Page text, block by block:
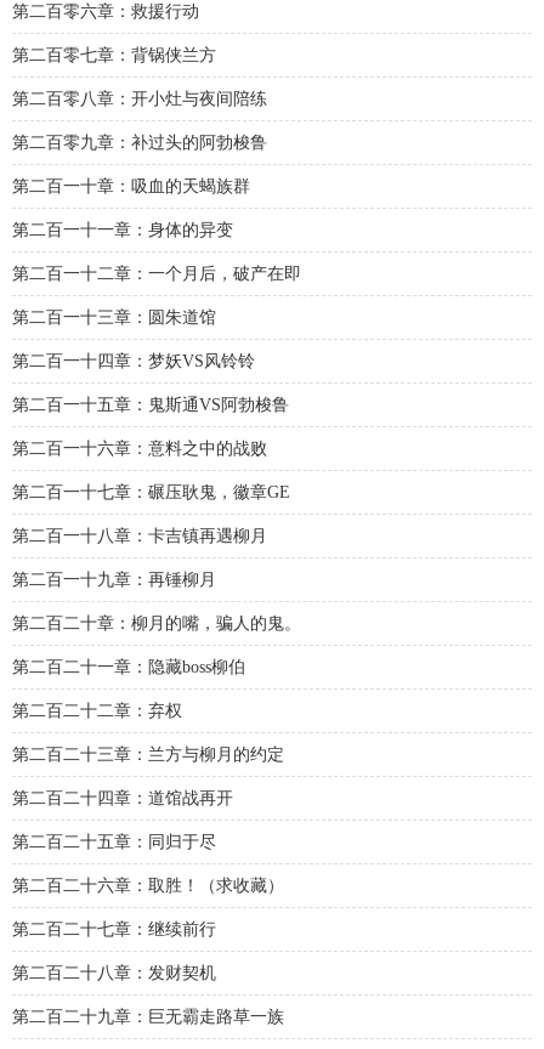
第二百零六章：救援行动
第二百零七章：背锅侠兰方
第二百零八章：开小灶与夜间陪练
第二百零九章：补过头的阿勃梭鲁
第二百一十章：吸血的天蝎族群
第二百一十一章：身体的异变
第二百一十二章：一个月后，破产在即
第二百一十三章：圆朱道馆
第二百一十四章：梦妖VS风铃铃
第二百一十五章：鬼斯通VS阿勃梭鲁
第二百一十六章：意料之中的战败
第二百一十七章：碾压耿鬼，徽章GE
第二百一十八章：卡吉镇再遇柳月
第二百一十九章：再锤柳月
第二百二十章：柳月的嘴，骗人的鬼。
第二百二十一章：隐藏boss柳伯
第二百二十二章：弃权
第二百二十三章：兰方与柳月的约定
第二百二十四章：道馆战再开
第二百二十五章：同归于尽
第二百二十六章：取胜！（求收藏）
第二百二十七章：继续前行
第二百二十八章：发财契机
第二百二十九章：巨无霸走路草一族